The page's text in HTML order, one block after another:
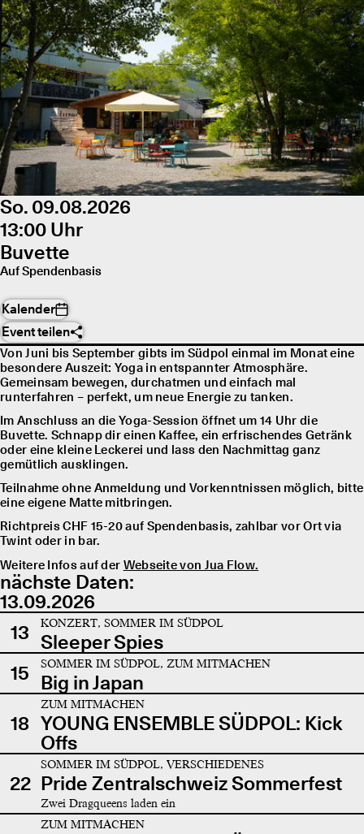
So. 09.08.2026
13:00 Uhr
Buvette
Auf Spendenbasis
Kalender
Event teilen
Von Juni bis September gibts im Südpol einmal im Monat eine
besondere Auszeit: Yoga in entspannter Atmosphäre.
Gemeinsam bewegen, durchatmen und einfach mal
runterfahren – perfekt, um neue Energie zu tanken.
Im Anschluss an die Yoga-Session öffnet um 14 Uhr die
Buvette. Schnapp dir einen Kaffee, ein erfrischendes Getränk
oder eine kleine Leckerei und lass den Nachmittag ganz
gemütlich ausklingen.
Teilnahme ohne Anmeldung und Vorkenntnissen möglich, bitte
eine eigene Matte mitbringen.
Richtpreis CHF 15-20 auf Spendenbasis, zahlbar vor Ort via
Twint oder in bar.
Weitere Infos auf der Webseite von Jua Flow.
nächste Daten:
13.09.2026
13
KONZERT, SOMMER IM SÜDPOL
Sleeper Spies
15
SOMMER IM SÜDPOL, ZUM MITMACHEN
Big in Japan
18
ZUM MITMACHEN
YOUNG ENSEMBLE SÜDPOL: Kick
Offs
22
SOMMER IM SÜDPOL, VERSCHIEDENES
Pride Zentralschweiz Sommerfest
Zwei Dragqueens laden ein
ZUM MITMACHEN